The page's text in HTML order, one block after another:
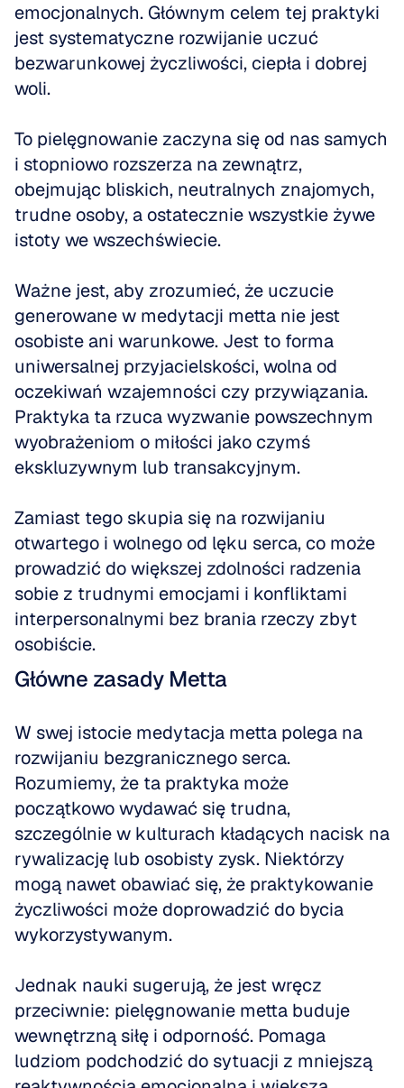
emocjonalnych. Głównym celem tej praktyki
jest systematyczne rozwijanie uczuć
bezwarunkowej życzliwości, ciepła i dobrej
woli.
To pielęgnowanie zaczyna się od nas samych
i stopniowo rozszerza na zewnątrz,
obejmując bliskich, neutralnych znajomych,
trudne osoby, a ostatecznie wszystkie żywe
istoty we wszechświecie.
Ważne jest, aby zrozumieć, że uczucie
generowane w medytacji metta nie jest
osobiste ani warunkowe. Jest to forma
uniwersalnej przyjacielskości, wolna od
oczekiwań wzajemności czy przywiązania.
Praktyka ta rzuca wyzwanie powszechnym
wyobrażeniom o miłości jako czymś
ekskluzywnym lub transakcyjnym.
Zamiast tego skupia się na rozwijaniu
otwartego i wolnego od lęku serca, co może
prowadzić do większej zdolności radzenia
sobie z trudnymi emocjami i konfliktami
interpersonalnymi bez brania rzeczy zbyt
osobiście.
Główne zasady Metta
W swej istocie medytacja metta polega na
rozwijaniu bezgranicznego serca.
Rozumiemy, że ta praktyka może
początkowo wydawać się trudna,
szczególnie w kulturach kładących nacisk na
rywalizację lub osobisty zysk. Niektórzy
mogą nawet obawiać się, że praktykowanie
życzliwości może doprowadzić do bycia
wykorzystywanym.
Jednak nauki sugerują, że jest wręcz
przeciwnie: pielęgnowanie metta buduje
wewnętrzną siłę i odporność. Pomaga
ludziom podchodzić do sytuacji z mniejszą